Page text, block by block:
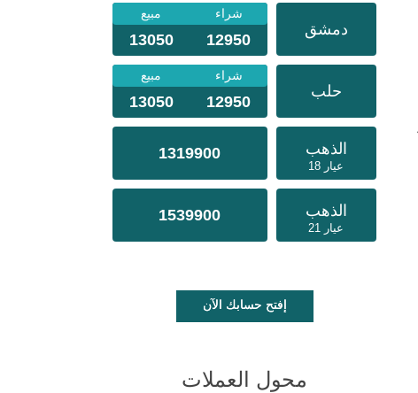
دمشق
شراء مبيع
12950
13050
حلب
شراء مبيع
12950
13050
الذهب
عيار 18
1319900
الذهب
عيار 21
1539900
إفتح حسابك الآن
محول العملات